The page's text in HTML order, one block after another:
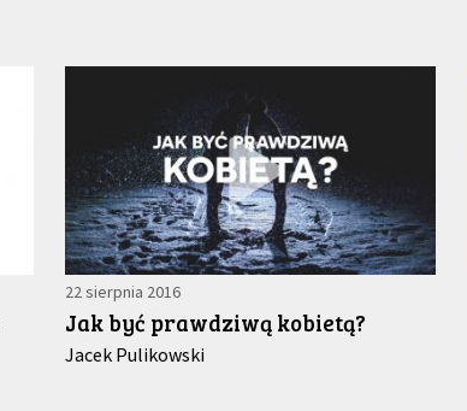
22 sierpnia 2016
Jak być prawdziwą kobietą?
Jacek Pulikowski